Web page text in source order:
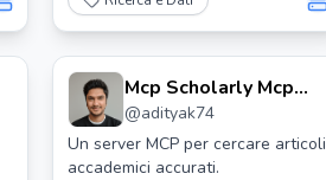
Mcp Scholarly Mcp
Server
@adityak74
Un server MCP per cercare articoli
accademici accurati.